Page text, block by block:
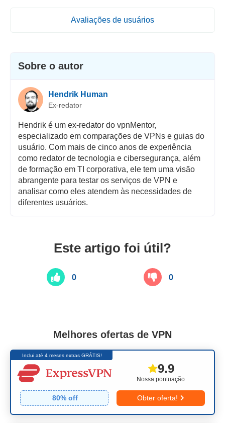
Avaliações de usuários
Sobre o autor
Hendrik Human
Ex-redator
Hendrik é um ex-redator do vpnMentor,
especializado em comparações de VPNs e guias do
usuário. Com mais de cinco anos de experiência
como redator de tecnologia e cibersegurança, além
de formação em TI corporativa, ele tem uma visão
abrangente para testar os serviços de VPN e
analisar como eles atendem às necessidades de
diferentes usuários.
Este artigo foi útil?
0 0
Melhores ofertas de VPN
Inclui até 4 meses extras GRÁTIS!
Nossa pontuação
9.9
80% off Obter oferta!